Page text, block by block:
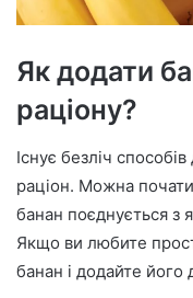
Як додати
раціону?
Існує безліч
раціон. Можна
банан поєднується з
Якщо ви любите
банан і додайте його